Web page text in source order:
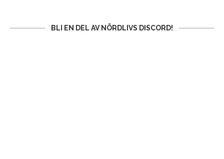
BLI EN DEL AV NÖRDLIVS DISCORD!